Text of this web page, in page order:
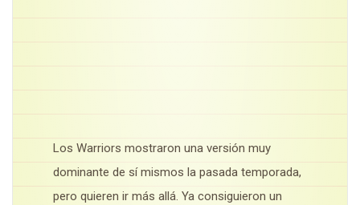
Los Warriors mostraron una versión muy
dominante de sí mismos la pasada temporada,
pero quieren ir más allá. Ya consiguieron un